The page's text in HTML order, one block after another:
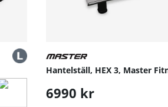
Hantelställ, HEX 3, Master
6990 kr